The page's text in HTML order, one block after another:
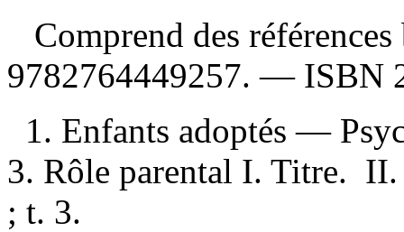
Comprend des
9782764449257. — ISBN
1. Enfants adoptés —
3. Rôle parental I. Titre.
; t. 3.